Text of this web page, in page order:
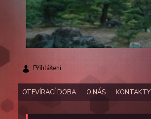
OTEVÍRACÍ DOBA O NÁS KONTAKTY
Přihlášení